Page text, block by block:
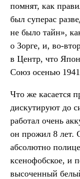
помнят, как
был суперас
не было тайн»,
о Зорге, и, во-
в Центр, что
Союз осенью 1941
Что же касается
дискутируют до
работал очень
он прожил 8 лет.
абсолютно
ксенофобское, и
высоченный